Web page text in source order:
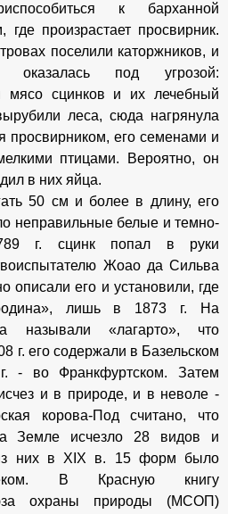
к барханной
где произрастает просвирник.
поселили каторжников, и
оказалась под угрозой:
мясо сцинков и их лечебный
леса, сюда нагрянула
просвирником, его семенами и
птицами. Вероятно, он
в них яйца.
50 см и более в длину, его
неправильные белые и темно-
г. сцинк попал в руки
Жоао да Сильва
описали его и установили, где
родина», лишь в 1873 г. На
называли «лагарто», что
г. его содержали в Базельском
- во Франкфуртском. Затем
и в природе, и в неволе -
корова-Под считано, что
Земле исчезло 28 видов и
них в XIX в. 15 форм было
В Красную книгу
охраны природы (МСОП)